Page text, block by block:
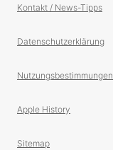
Kontakt / News-Tipps
Datenschutzerklärung
Nutzungsbestimmungen
Apple History
Sitemap